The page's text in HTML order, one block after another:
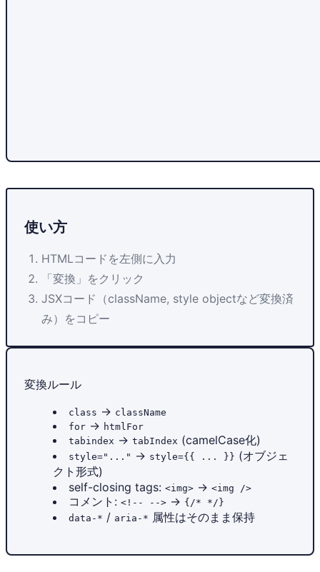
使い方
HTMLコードを左側に入力
「変換」をクリック
JSXコード（className, style objectなど変換済
み）をコピー
変換ルール
class → className
for → htmlFor
tabindex → tabIndex (camelCase化)
style="..." → style={{ ... }} (オブジェ
クト形式)
self-closing tags: <img> → <img />
コメント: <!-- --> → {/* */}
data-* / aria-* 属性はそのまま保持